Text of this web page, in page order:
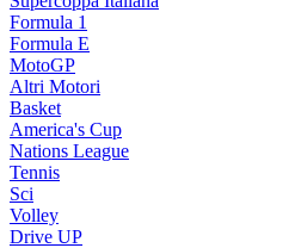
Formula 1
Formula E
MotoGP
Altri Motori
Basket
America's Cup
Nations League
Tennis
Sci
Volley
Drive UP